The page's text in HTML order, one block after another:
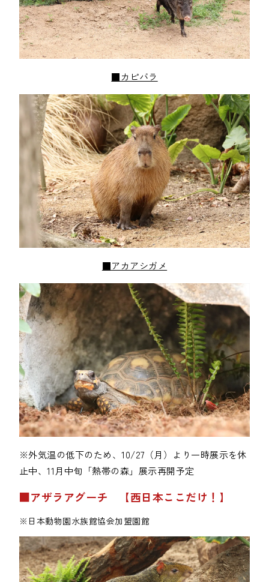
■カピバラ
■アカアシガメ
※外気温の低下のため、10/27（月）より一時展示を休
止中、11月中旬「熱帯の森」展示再開予定
■アザラアグーチ　【西日本ここだけ！】
※日本動物園水族館協会加盟園館